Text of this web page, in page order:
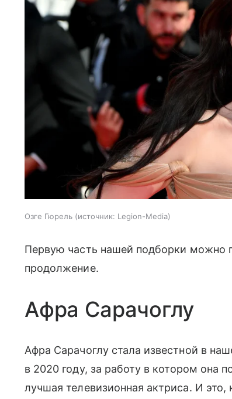
Озге Гюрель источник: Legion-Media
Первую часть нашей подборки можно
продолжение.
Афра Сарачоглу
Афра Сарачоглу стала известной в
в 2020 году, за работу в котором
лучшая телевизионная актриса. И это,